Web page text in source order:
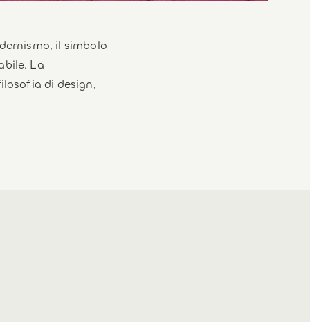
il simbolo
La
di design,